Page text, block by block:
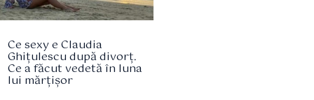
Ce sexy e Claudia
Ghițulescu după divorț.
Ce a făcut vedetă în luna
lui mărțișor